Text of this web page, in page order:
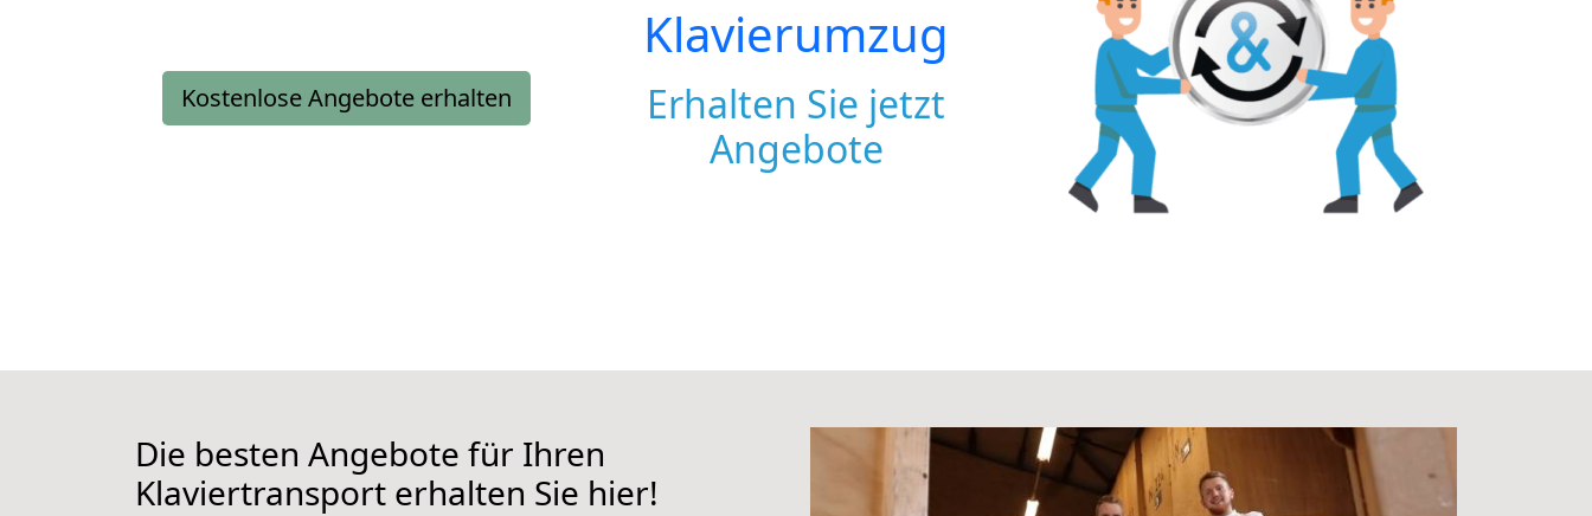
Kostenlose Angebote erhalten
Klavierumzug
Erhalten Sie jetzt
Angebote
Die besten Angebote für Ihren
Klaviertransport erhalten Sie hier!